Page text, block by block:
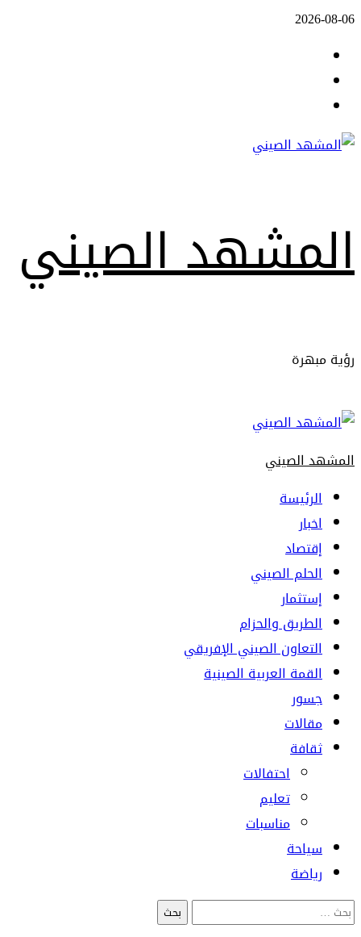
Skip
2026-08-06
المشهد الصيني
رؤية مبهرة
Primary
المشهد الصيني
الرئيسة
اخبار
إقتصاد
الحلم الصيني
إستثمار
الطريق والحزام
التعاون الصيني الإفريقي
القمة العربية الصينية
جسور
مقالات
ثقافة
احتفالات
تعليم
مناسبات
سياحة
رياضة
البحث